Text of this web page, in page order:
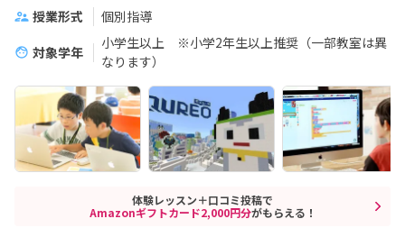
授業形式
個別指導
対象学年
小学生以上 ※小学2年生以上推奨（一部教室は異
なります）
体験レッスン＋口コミ投稿で
Amazonギフトカード2,000円分がもらえる！